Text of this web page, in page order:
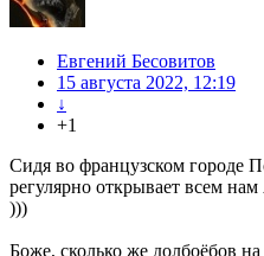
Евгений Бесовитов
15 августа 2022, 12:19
↓
+1
Сидя во французском городе
регулярно открывает всем
)))
Боже, сколько же долбоёбов